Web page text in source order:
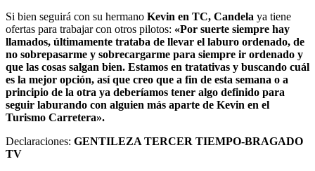
Si bien seguirá con su hermano Kevin en TC, Candela ya tiene
ofertas para trabajar con otros pilotos: «Por suerte siempre hay
llamados, últimamente trataba de llevar el laburo ordenado, de
no sobrepasarme y sobrecargarme para siempre ir ordenado y
que las cosas salgan bien. Estamos en tratativas y buscando cuál
es la mejor opción, así que creo que a fin de esta semana o a
principio de la otra ya deberíamos tener algo definido para
seguir laburando con alguien más aparte de Kevin en el
Turismo Carretera».
Declaraciones: GENTILEZA TERCER TIEMPO-BRAGADO
TV